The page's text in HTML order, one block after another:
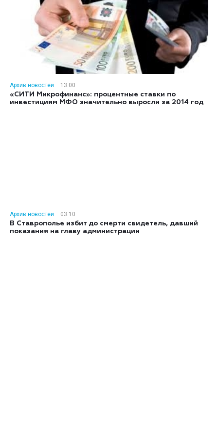
Архив новостей
13:00
«СИТИ Микрофинанс»: процентные ставки по
инвестициям МФО значительно выросли за 2014 год
Архив новостей
03:10
В Ставрополье избит до смерти свидетель, давший
показания на главу администрации